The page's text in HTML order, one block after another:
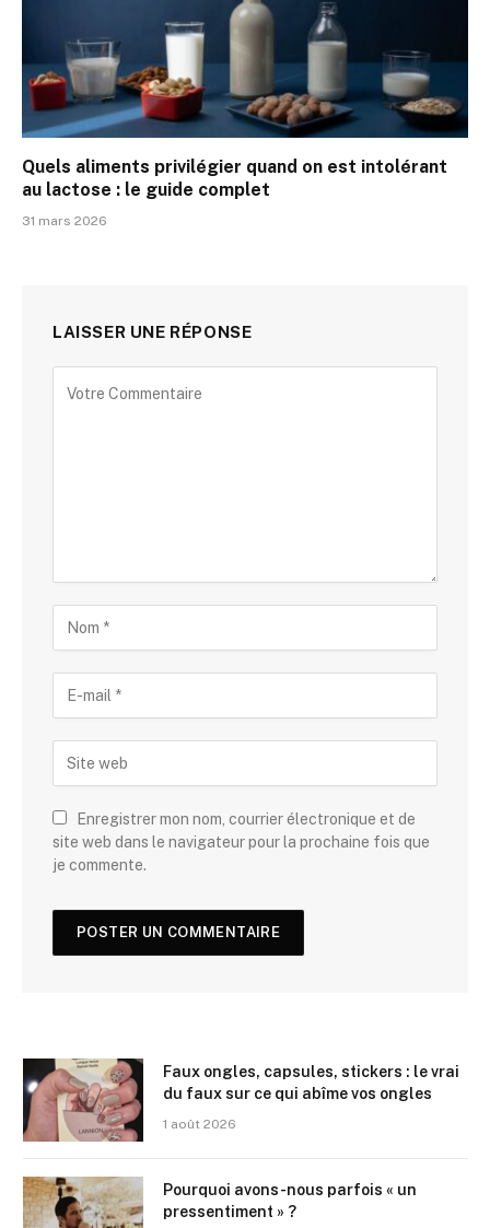
Quels aliments privilégier quand on est intolérant
au lactose : le guide complet
31 mars 2026
LAISSER UNE RÉPONSE
Enregistrer mon nom, courrier électronique et de
site web dans le navigateur pour la prochaine fois que
je commente.
Faux ongles, capsules, stickers : le vrai
du faux sur ce qui abîme vos ongles
1 août 2026
Pourquoi avons-nous parfois « un
pressentiment » ?